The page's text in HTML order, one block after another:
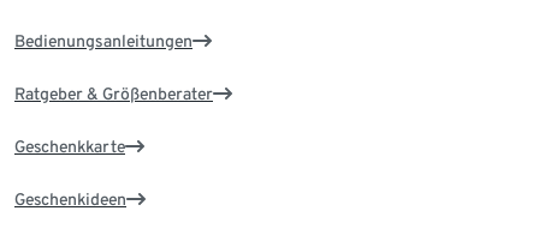
Bedienungsanleitungen
Ratgeber & Größenberater
Geschenkkarte
Geschenkideen